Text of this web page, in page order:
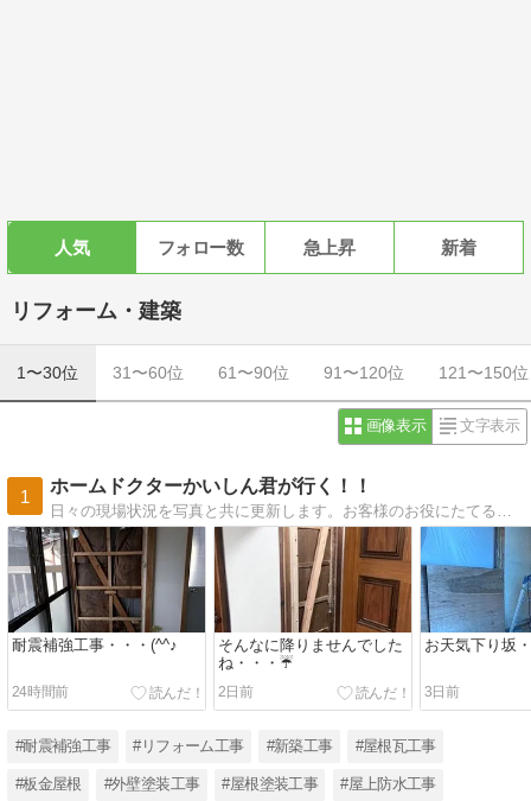
人気 フォロー数 急上昇 新着
リフォーム・建築
1〜30位 31〜60位 61〜90位 91〜120位 121〜150位
画像表示 文字表示
1
ホームドクターかいしん君が行く！！
耐震補強工事・・・(^^♪
24時間前
そんなに降りませんでした
ね・・・☔
2日前
お天気下り坂
3日前
#耐震補強工事 #リフォーム工事 #新築工事 #屋根瓦工事
#板金屋根 #外壁塗装工事 #屋根塗装工事 #屋上防水工事